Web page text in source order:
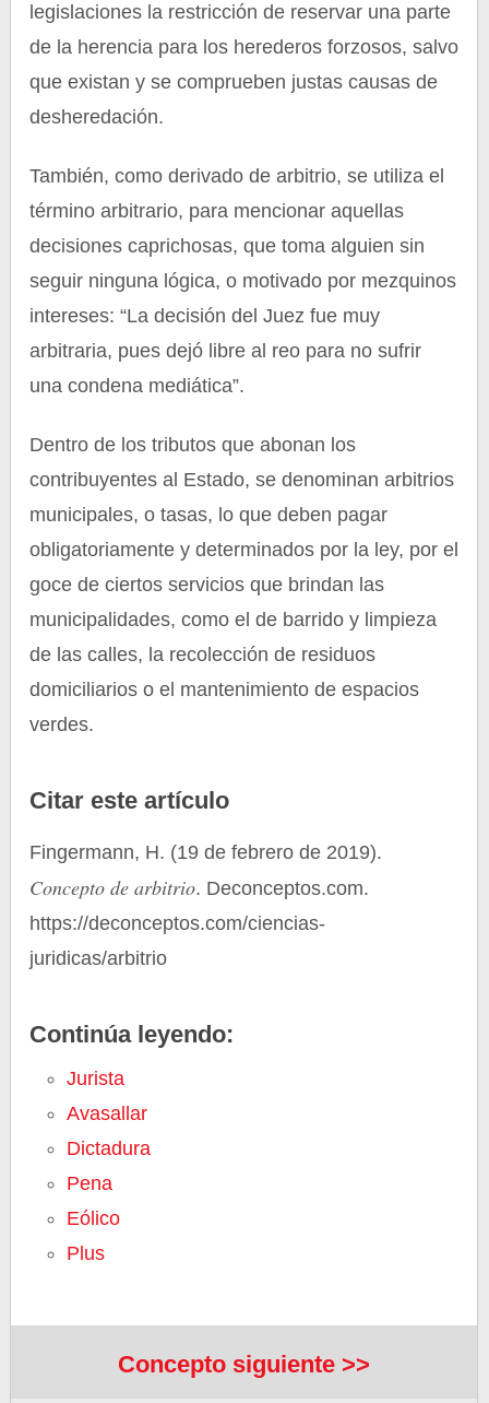
legislaciones la restricción de reservar una parte
de la herencia para los herederos forzosos, salvo
que existan y se comprueben justas causas de
desheredación.
También, como derivado de arbitrio, se utiliza el
término arbitrario, para mencionar aquellas
decisiones caprichosas, que toma alguien sin
seguir ninguna lógica, o motivado por mezquinos
intereses: “La decisión del Juez fue muy
arbitraria, pues dejó libre al reo para no sufrir
una condena mediática”.
Dentro de los tributos que abonan los
contribuyentes al Estado, se denominan arbitrios
municipales, o tasas, lo que deben pagar
obligatoriamente y determinados por la ley, por el
goce de ciertos servicios que brindan las
municipalidades, como el de barrido y limpieza
de las calles, la recolección de residuos
domiciliarios o el mantenimiento de espacios
verdes.
Citar este artículo
Fingermann, H. (19 de febrero de 2019).
Concepto de arbitrio. Deconceptos.com.
https://deconceptos.com/ciencias-
juridicas/arbitrio
Continúa leyendo:
Jurista
Avasallar
Dictadura
Pena
Eólico
Plus
Concepto siguiente >>